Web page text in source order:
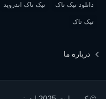
دانلود تیک تاک تیک تاک اندروید
تیک تاک
درباره ما